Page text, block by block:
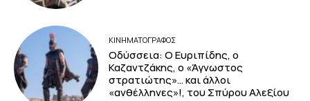
ΚΙΝΗΜΑΤΟΓΡΆΦΟΣ
Οδύσσεια: Ο Ευριπίδης, ο
Καζαντζάκης, ο «Άγνωστος
στρατιώτης»… και άλλοι
«ανθέλληνες»!, του Σπύρου Αλεξίου